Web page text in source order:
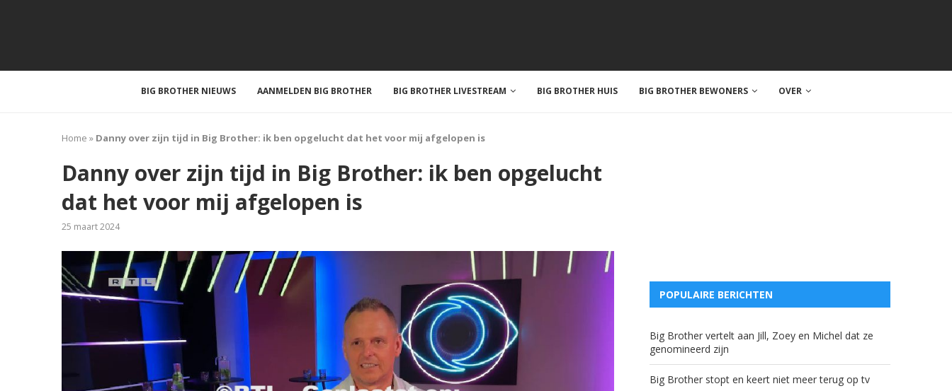
BIG BROTHER NIEUWS AANMELDEN BIG BROTHER BIG BROTHER LIVESTREAM BIG BROTHER HUIS BIG BROTHER BEWONERS OVER
Home » Danny over zijn tijd in Big Brother: ik ben opgelucht dat het voor mij afgelopen is
Danny over zijn tijd in Big Brother: ik ben opgelucht
dat het voor mij afgelopen is
25 maart 2024
POPULAIRE BERICHTEN
Big Brother vertelt aan Jill, Zoey en Michel dat ze
genomineerd zijn
Big Brother stopt en keert niet meer terug op tv